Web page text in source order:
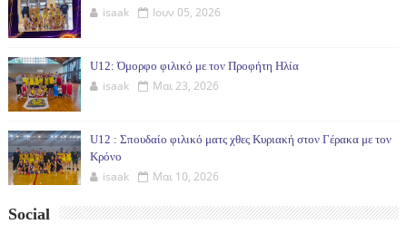
isaak Ιουν 05, 2026
U12: Όμορφο φιλικό με τον Προφήτη Ηλία
isaak Μαι 23, 2026
U12 : Σπουδαίο φιλικό ματς χθες Κυριακή στον Γέρακα με τον
Κρόνο
isaak Μαι 10, 2026
Social